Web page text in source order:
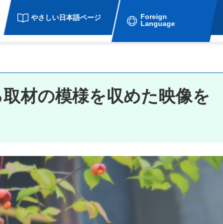
やさしい日本語ページ
Foreign
Language
材の模様を収めた映像を